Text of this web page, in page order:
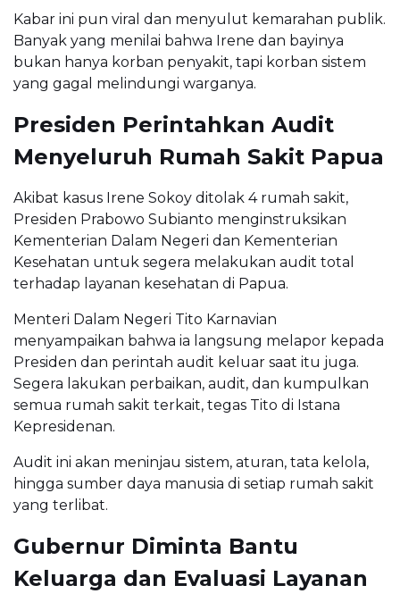
Kabar ini pun viral dan menyulut kemarahan publik.
Banyak yang menilai bahwa Irene dan bayinya
bukan hanya korban penyakit, tapi korban sistem
yang gagal melindungi warganya.
Presiden Perintahkan Audit
Menyeluruh Rumah Sakit Papua
Akibat kasus Irene Sokoy ditolak 4 rumah sakit,
Presiden Prabowo Subianto menginstruksikan
Kementerian Dalam Negeri dan Kementerian
Kesehatan untuk segera melakukan audit total
terhadap layanan kesehatan di Papua.
Menteri Dalam Negeri Tito Karnavian
menyampaikan bahwa ia langsung melapor kepada
Presiden dan perintah audit keluar saat itu juga.
Segera lakukan perbaikan, audit, dan kumpulkan
semua rumah sakit terkait, tegas Tito di Istana
Kepresidenan.
Audit ini akan meninjau sistem, aturan, tata kelola,
hingga sumber daya manusia di setiap rumah sakit
yang terlibat.
Gubernur Diminta Bantu
Keluarga dan Evaluasi Layanan